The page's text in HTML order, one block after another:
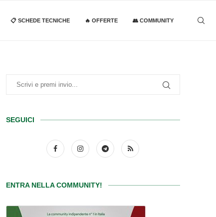
📋 SCHEDE TECNICHE 🔥 OFFERTE 👥 COMMUNITY
SEGUICI
ENTRA NELLA COMMUNITY!